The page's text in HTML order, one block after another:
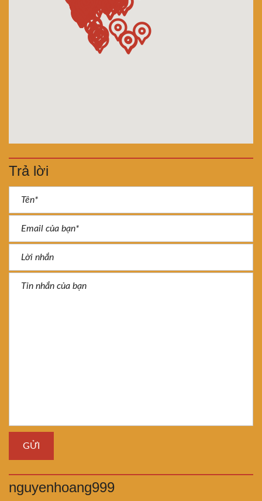
Trả lời
nguyenhoang999